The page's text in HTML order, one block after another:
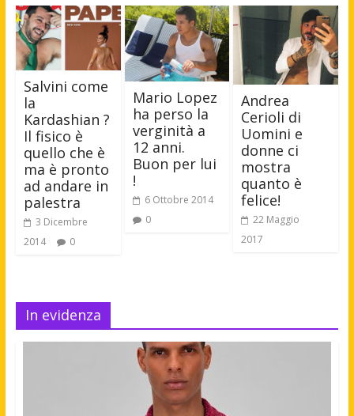
Salvini come
la
Kardashian ?
Il fisico è
quello che è
ma è pronto
ad andare in
palestra
3 Dicembre
2014
0
Mario Lopez
ha perso la
verginità a
12 anni.
Buon per lui
!
6 Ottobre 2014
0
Andrea
Cerioli di
Uomini e
donne ci
mostra
quanto è
felice!
22 Maggio
2017
In evidenza